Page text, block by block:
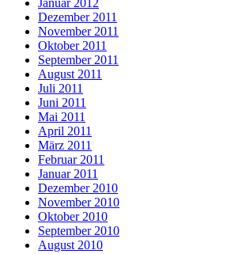
Januar 2012
Dezember 2011
November 2011
Oktober 2011
September 2011
August 2011
Juli 2011
Juni 2011
Mai 2011
April 2011
März 2011
Februar 2011
Januar 2011
Dezember 2010
November 2010
Oktober 2010
September 2010
August 2010